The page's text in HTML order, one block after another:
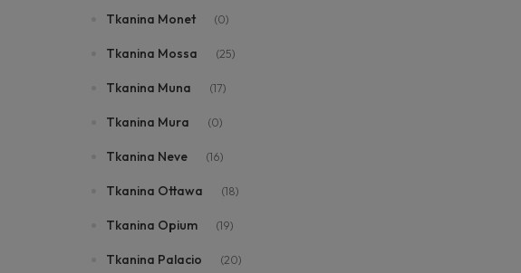
Tkanina Monet (0)
Tkanina Mossa (25)
Tkanina Muna (17)
Tkanina Mura (0)
Tkanina Neve (16)
Tkanina Ottawa (18)
Tkanina Opium (19)
Tkanina Palacio (20)